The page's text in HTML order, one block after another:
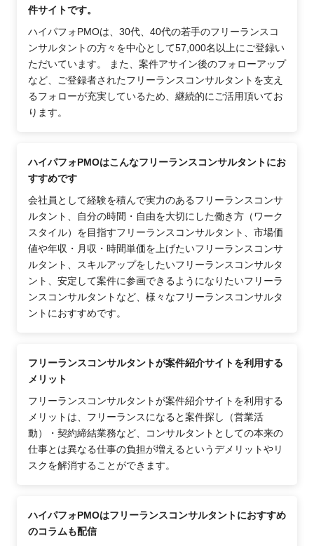
件サイトです。
ハイパフォPMOは、30代、40代の若手のフリーランスコ
ンサルタントの方々を中心として57,000名以上にご登録い
ただいています。 また、案件アサイン後のフォローアップ
など、ご登録者されたフリーランスコンサルタントを支え
るフォローが充実しているため、継続的にご活用頂いてお
ります。
ハイパフォPMOはこんなフリーランスコンサルタントにお
すすめです
会社員として経験を積んで実力のあるフリーランスコンサ
ルタント、自分の時間・自由を大切にした働き方（ワーク
スタイル）を目指すフリーランスコンサルタント、市場価
値や年収・月収・時間単価を上げたいフリーランスコンサ
ルタント、スキルアップをしたいフリーランスコンサルタ
ント、安定して案件に参画できるようになりたいフリーラ
ンスコンサルタントなど、様々なフリーランスコンサルタ
ントにおすすめです。
フリーランスコンサルタントが案件紹介サイトを利用する
メリット
フリーランスコンサルタントが案件紹介サイトを利用する
メリットは、フリーランスになると案件探し（営業活
動）・契約締結業務など、コンサルタントとしての本来の
仕事とは異なる仕事の負担が増えるというデメリットやリ
スクを解消することができます。
ハイパフォPMOはフリーランスコンサルタントにおすすめ
のコラムも配信